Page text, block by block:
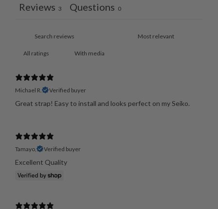
Reviews 3 Questions 0
With media
Michael R. Verified buyer
Great strap! Easy to install and looks perfect on my Seiko.
Tamayo, Verified buyer
Excellent Quality